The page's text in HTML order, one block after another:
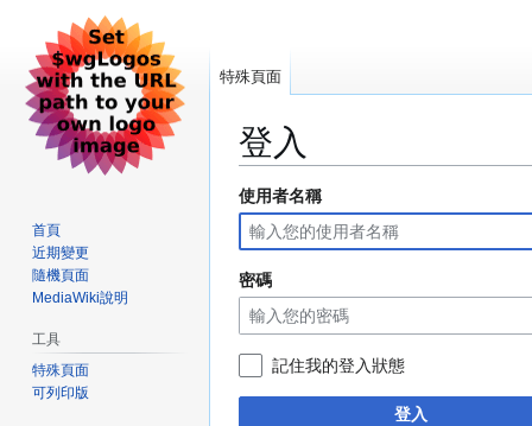
登入
跳
至
導
覽
跳
至
搜
尋
使用者名稱
密碼
記住我的登入狀態
登入
特殊頁面
首頁
近期變更
隨機頁面
MediaWiki說明
工具
特殊頁面
可列印版